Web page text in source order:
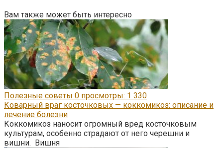
Вам также может быть интересно
Полезные советы 0 просмотры: 1 330
Коварный враг косточковых — коккомикоз: описание и
лечение болезни
Коккомикоз наносит огромный вред косточковым
культурам, особенно страдают от него черешни и
вишни. Вишня